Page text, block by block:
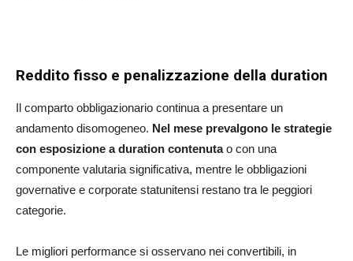
Reddito fisso e penalizzazione della duration
Il comparto obbligazionario continua a presentare un
andamento disomogeneo. Nel mese prevalgono le strategie
con esposizione a duration contenutao con una
componente valutaria significativa, mentre le obbligazioni
governative e corporate statunitensi restano tra le peggiori
categorie.
Le migliori performance si osservano nei convertibili, in